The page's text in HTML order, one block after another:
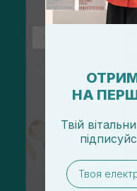
НА
Твій
email